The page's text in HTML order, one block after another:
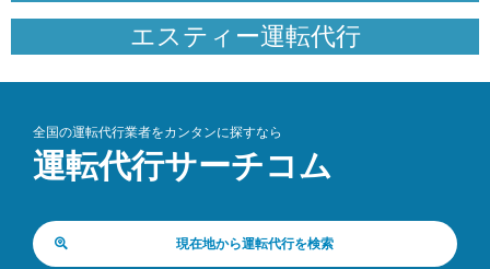
エスティー運転代行
全国の運転代行業者をカンタンに探すなら
運転代行サーチコム
現在地から運転代行を検索